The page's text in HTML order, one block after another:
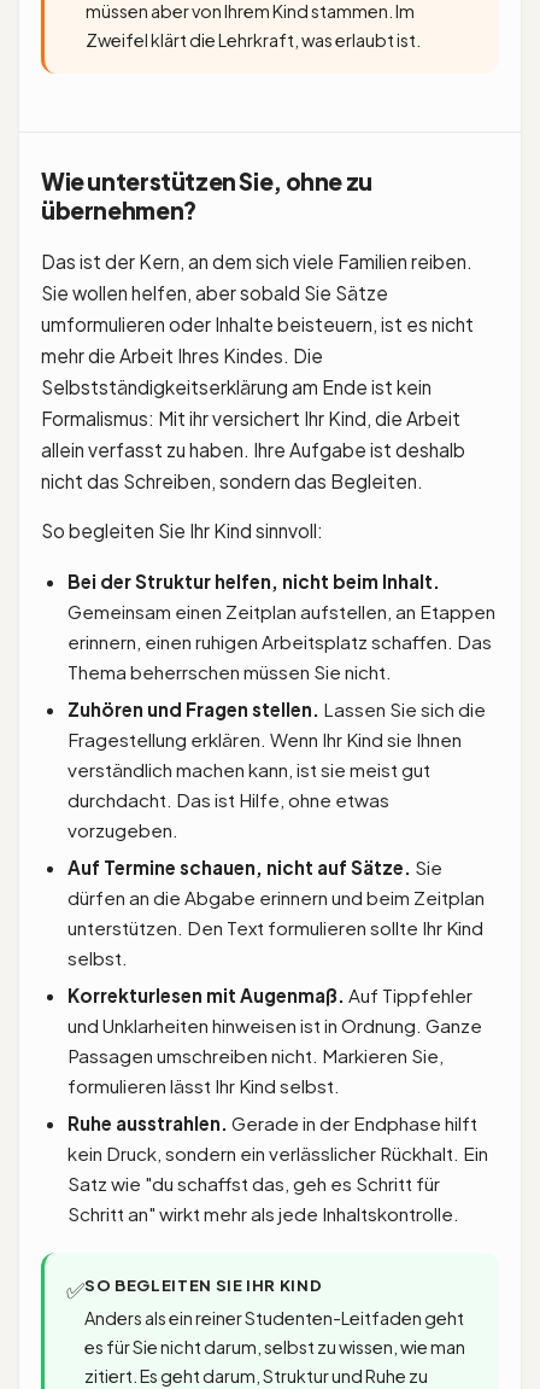
müssen aber von Ihrem Kind stammen. Im
Zweifel klärt die Lehrkraft, was erlaubt ist.
Wie unterstützen Sie, ohne zu
übernehmen?
Das ist der Kern, an dem sich viele Familien reiben.
Sie wollen helfen, aber sobald Sie Sätze
umformulieren oder Inhalte beisteuern, ist es nicht
mehr die Arbeit Ihres Kindes. Die
Selbstständigkeitserklärung am Ende ist kein
Formalismus: Mit ihr versichert Ihr Kind, die Arbeit
allein verfasst zu haben. Ihre Aufgabe ist deshalb
nicht das Schreiben, sondern das Begleiten.
So begleiten Sie Ihr Kind sinnvoll:
Bei der Struktur helfen, nicht beim Inhalt.
Gemeinsam einen Zeitplan aufstellen, an Etappen
erinnern, einen ruhigen Arbeitsplatz schaffen. Das
Thema beherrschen müssen Sie nicht.
Zuhören und Fragen stellen. Lassen Sie sich die
Fragestellung erklären. Wenn Ihr Kind sie Ihnen
verständlich machen kann, ist sie meist gut
durchdacht. Das ist Hilfe, ohne etwas
vorzugeben.
Auf Termine schauen, nicht auf Sätze. Sie
dürfen an die Abgabe erinnern und beim Zeitplan
unterstützen. Den Text formulieren sollte Ihr Kind
selbst.
Korrekturlesen mit Augenmaß. Auf Tippfehler
und Unklarheiten hinweisen ist in Ordnung. Ganze
Passagen umschreiben nicht. Markieren Sie,
formulieren lässt Ihr Kind selbst.
Ruhe ausstrahlen. Gerade in der Endphase hilft
kein Druck, sondern ein verlässlicher Rückhalt. Ein
Satz wie "du schaffst das, geh es Schritt für
Schritt an" wirkt mehr als jede Inhaltskontrolle.
✅SO BEGLEITEN SIE IHR KIND
Anders als ein reiner Studenten-Leitfaden geht
es für Sie nicht darum, selbst zu wissen, wie man
zitiert. Es geht darum, Struktur und Ruhe zu